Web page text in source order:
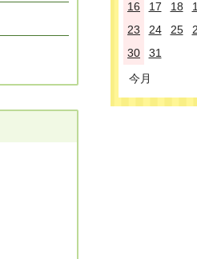
16
17 18
23
24 25
30
31
今月